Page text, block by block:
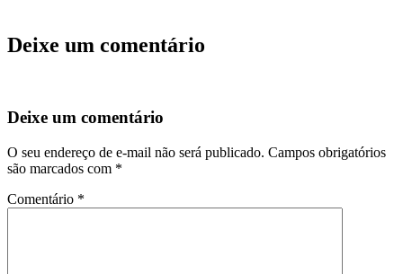
Deixe um comentário
Deixe um comentário
O seu endereço de e-mail não será publicado. Campos obrigatórios
são marcados com *
Comentário *